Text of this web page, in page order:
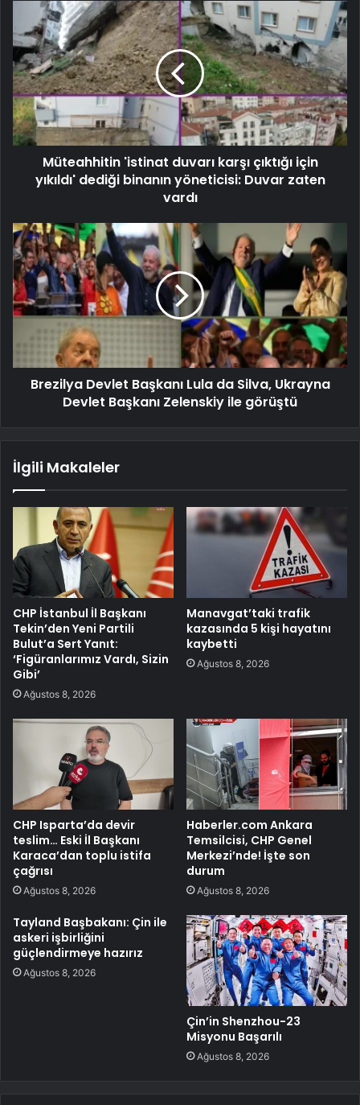
Müteahhitin 'istinat duvarı karşı çıktığı için
yıkıldı' dediği binanın yöneticisi: Duvar zaten
vardı
Brezilya Devlet Başkanı Lula da Silva, Ukrayna
Devlet Başkanı Zelenskiy ile görüştü
İlgili Makaleler
CHP İstanbul İl Başkanı
Tekin’den Yeni Partili
Bulut’a Sert Yanıt:
‘Figüranlarımız Vardı, Sizin
Gibi’
Ağustos 8, 2026
Manavgat’taki trafik
kazasında 5 kişi hayatını
kaybetti
Ağustos 8, 2026
CHP Isparta’da devir
teslim… Eski İl Başkanı
Karaca’dan toplu istifa
çağrısı
Ağustos 8, 2026
Haberler.com Ankara
Temsilcisi, CHP Genel
Merkezi’nde! İşte son
durum
Ağustos 8, 2026
Tayland Başbakanı: Çin ile
askeri işbirliğini
güçlendirmeye hazırız
Ağustos 8, 2026
Çin’in Shenzhou-23
Misyonu Başarılı
Ağustos 8, 2026